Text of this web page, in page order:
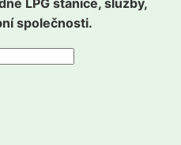
LPG stanice, služby,
společnosti.